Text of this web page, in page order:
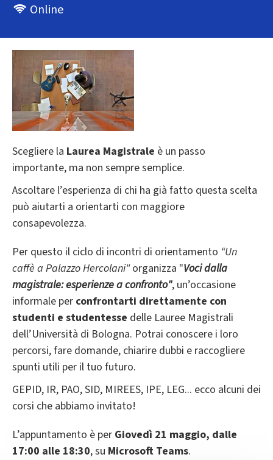
Online
Scegliere la Laurea Magistrale è un passo
importante, ma non sempre semplice.
Ascoltare l’esperienza di chi ha già fatto questa scelta
può aiutarti a orientarti con maggiore
consapevolezza.
Per questo il ciclo di incontri di orientamento “Un
caffè a Palazzo Hercolani"organizza "Voci dalla
magistrale: esperienze a confronto", un’occasione
informale per confrontarti direttamente con
studenti e studentesse delle Lauree Magistrali
dell’Università di Bologna. Potrai conoscere i loro
percorsi, fare domande, chiarire dubbi e raccogliere
spunti utili per il tuo futuro.
GEPID, IR, PAO, SID, MIREES, IPE, LEG... ecco alcuni dei
corsi che abbiamo invitato!
L’appuntamento è per Giovedì 21 maggio, dalle
17:00 alle 18:30, su Microsoft Teams.